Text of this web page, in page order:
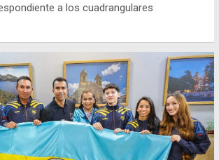
a los cuadrangulares